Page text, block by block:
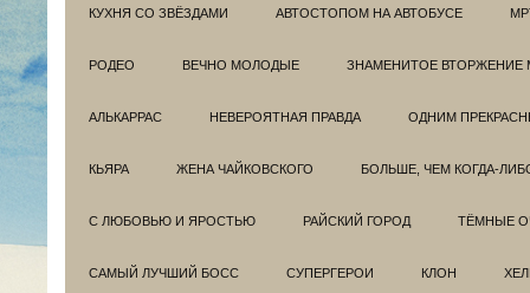
КУХНЯ СО ЗВЁЗДАМИ АВТОСТОПОМ НА АВТОБУСЕ
РОДЕО ВЕЧНО МОЛОДЫЕ ЗНАМЕНИТОЕ ВТОРЖЕНИЕ
АЛЬКАРРАС НЕВЕРОЯТНАЯ ПРАВДА ОДНИМ
КЬЯРА ЖЕНА ЧАЙКОВСКОГО БОЛЬШЕ, ЧЕМ КОГДА-
С ЛЮБОВЬЮ И ЯРОСТЬЮ РАЙСКИЙ ГОРОД ТЁМНЫЕ
САМЫЙ ЛУЧШИЙ БОСС СУПЕРГЕРОИ КЛОН